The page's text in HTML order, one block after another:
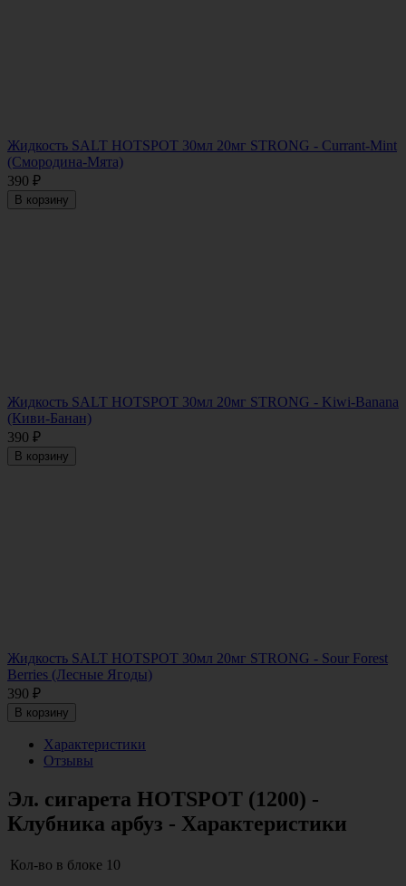
Жидкость SALT HOTSPOT 30мл 20мг STRONG - Currant-Mint
(Смородина-Мята)
390 ₽
В корзину
Жидкость SALT HOTSPOT 30мл 20мг STRONG - Kiwi-Banana
(Киви-Банан)
390 ₽
В корзину
Жидкость SALT HOTSPOT 30мл 20мг STRONG - Sour Forest
Berries (Лесные Ягоды)
390 ₽
В корзину
Характеристики
Отзывы
Эл. сигарета HOTSPOT (1200) -
Клубника арбуз - Характеристики
Кол-во в блоке 10